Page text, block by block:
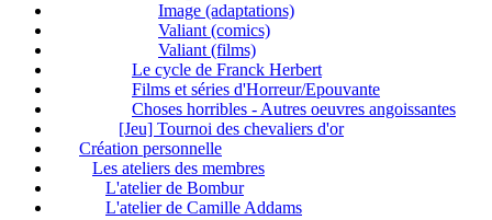
Image (adaptations)
Valiant (comics)
Valiant (films)
Le cycle de Franck Herbert
Films et séries d'Horreur/Epouvante
Choses horribles - Autres oeuvres angoissantes
[Jeu] Tournoi des chevaliers d'or
Création personnelle
Les ateliers des membres
L'atelier de Bombur
L'atelier de Camille Addams